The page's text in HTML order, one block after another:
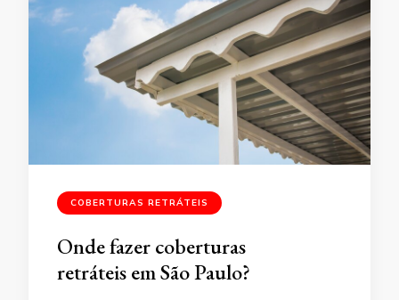
COBERTURAS RETRÁTEIS
Onde fazer coberturas
retráteis em São Paulo?